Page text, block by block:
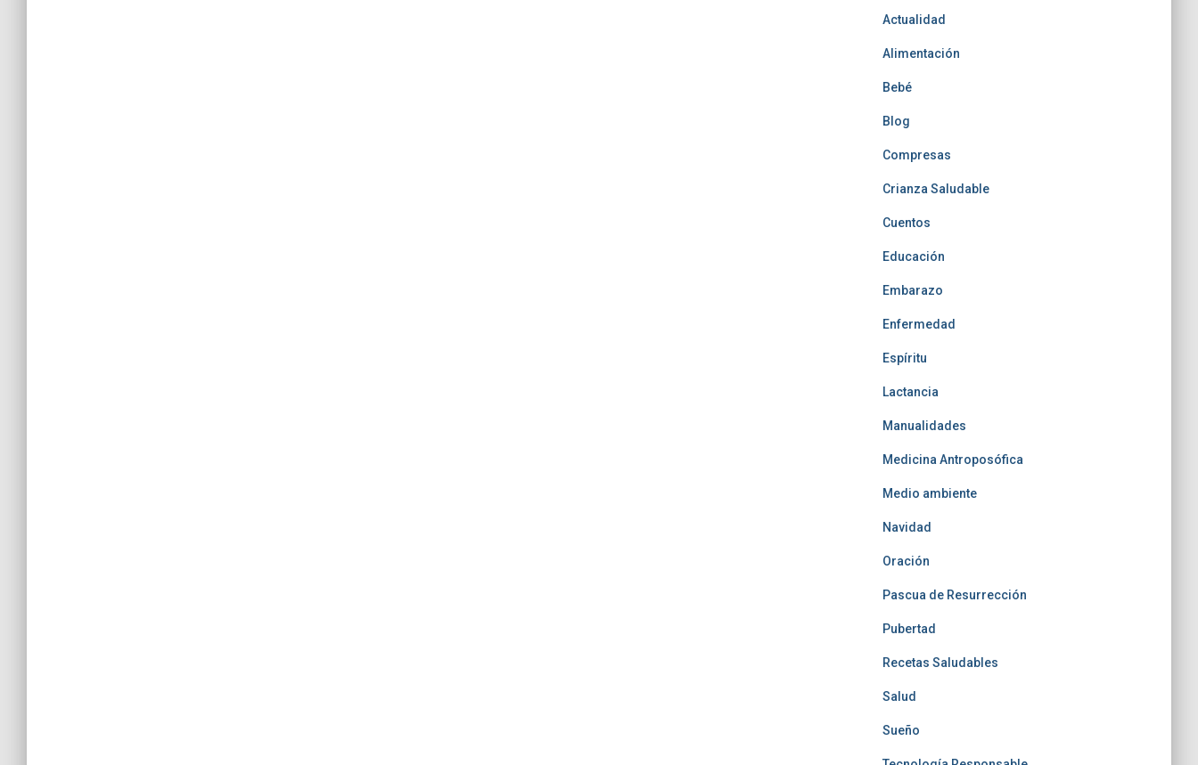
Actualidad
Alimentación
Bebé
Blog
Compresas
Crianza Saludable
Cuentos
Educación
Embarazo
Enfermedad
Espíritu
Lactancia
Manualidades
Medicina Antroposófica
Medio ambiente
Navidad
Oración
Pascua de Resurrección
Pubertad
Recetas Saludables
Salud
Sueño